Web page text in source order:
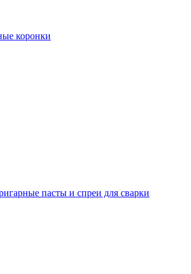
коронки
пасты и спреи для сварки